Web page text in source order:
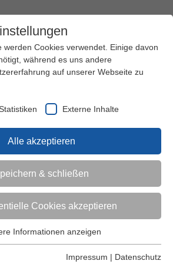
uns wichtig!
werden Cookies verwendet. Einige davon
während es uns andere
auf unserer Webseite zu
Externe Inhalte
Alle akzeptieren
& schließen
Cookies akzeptieren
werden für grundlegende Funktionen der
Informationen anzeigen
Impressum | Datenschutz